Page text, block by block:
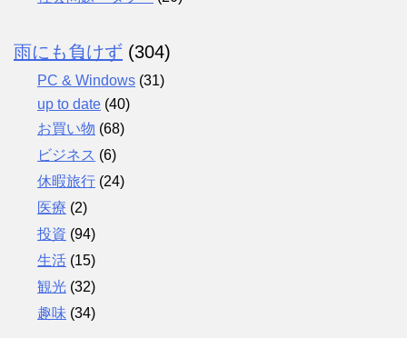
雨にも負けず (304)
PC & Windows (31)
up to date (40)
お買い物 (68)
ビジネス (6)
休暇旅行 (24)
医療 (2)
投資 (94)
生活 (15)
観光 (32)
趣味 (34)